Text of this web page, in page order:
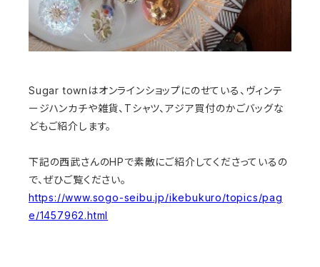
Sugar townはオンラインショップにのせている、ヴィンテ
ージハンカチや雑貨、Tシャツ、アジア買付のかごバッグな
どもご紹介します。
下記の西武さんのHPで素敵にご紹介してくださっているの
で、ぜひご覧ください。
https://www.sogo-seibu.jp/ikebukuro/topics/pag
e/1457962.html